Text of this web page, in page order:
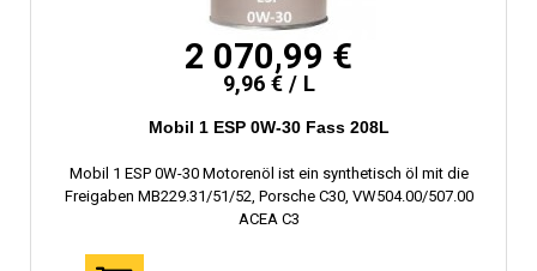
2 070,99 €
9,96 € / L
Mobil 1 ESP 0W-30 Fass 208L
Mobil 1 ESP 0W-30 Motorenöl ist ein synthetisch öl mit die
Freigaben MB229.31/51/52, Porsche C30, VW504.00/507.00
ACEA C3